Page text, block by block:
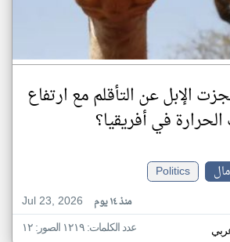
الإبل عن التأقلم مع ارتفاع
في أفريقيا؟
Politics
Jul 23, 2026
منذ ١٤ يوم
عدد الكلمات: ١٢١٩ الصور: ١٢